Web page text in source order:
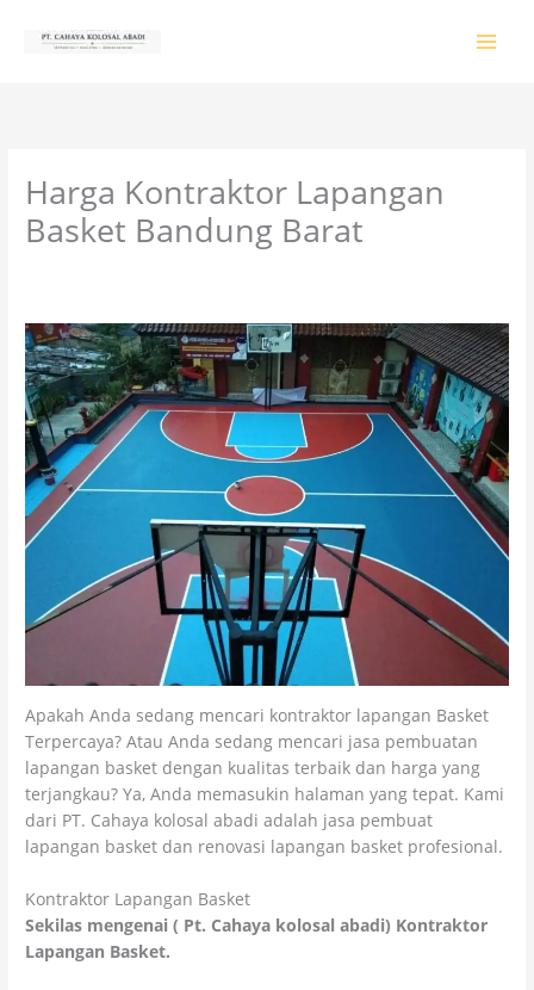
Harga Kontraktor Lapangan
Basket Bandung Barat
Apakah Anda sedang mencari kontraktor lapangan Basket
Terpercaya? Atau Anda sedang mencari jasa pembuatan
lapangan basket dengan kualitas terbaik dan harga yang
terjangkau? Ya, Anda memasukin halaman yang tepat. Kami
dari PT. Cahaya kolosal abadi adalah jasa pembuat
lapangan basket dan renovasi lapangan basket profesional.
Kontraktor Lapangan Basket
Sekilas mengenai ( Pt. Cahaya kolosal abadi) Kontraktor
Lapangan Basket.